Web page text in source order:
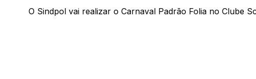
O Sindpol vai realizar o Carnaval Padrão Folia no Clube